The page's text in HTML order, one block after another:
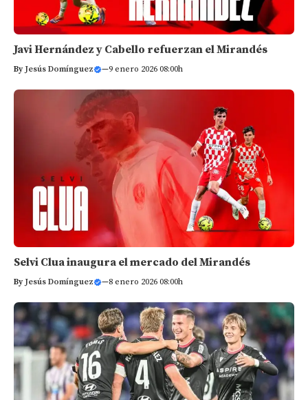
Javi Hernández y Cabello refuerzan el Mirandés
By Jesús Domínguez —9 enero 2026 08:00h
Selvi Clua inaugura el mercado del Mirandés
By Jesús Domínguez —8 enero 2026 08:00h